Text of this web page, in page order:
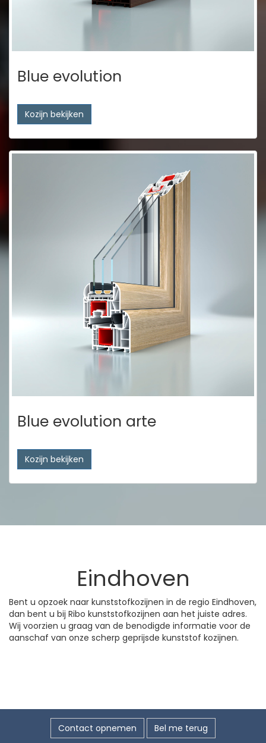
Blue evolution
Kozijn bekijken
Blue evolution arte
Kozijn bekijken
Eindhoven
Bent u opzoek naar kunststofkozijnen in de regio Eindhoven,
dan bent u bij Ribo kunststofkozijnen aan het juiste adres.
Wij voorzien u graag van de benodigde informatie voor de
aanschaf van onze scherp geprijsde kunststof kozijnen.
Contact opnemen Bel me terug